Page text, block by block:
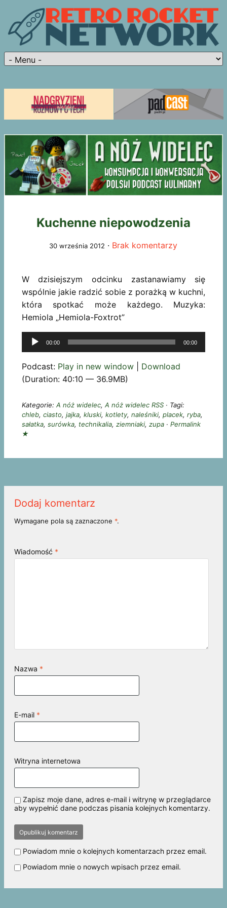
Kuchenne niepowodzenia
30 września 2012 · Brak komentarzy
W dzisiejszym odcinku zastanawiamy się
wspólnie jakie radzić sobie z porażką w kuchni,
która spotkać może każdego. Muzyka:
Hemiola „Hemiola-Foxtrot”
Odtwarzacz
plików
dźwiękowych
00:00 00:00
Podcast: Play in new window| Download
(Duration: 40:10 — 36.9MB)
Kategorie: A nóż widelec, A nóż widelec RSS· Tagi:
chleb, ciasto, jajka, kluski, kotlety, naleśniki, placek, ryba,
sałatka, surówka, technikalia, ziemniaki, zupa· Permalink
★
Dodaj komentarz
Wymagane pola są zaznaczone *.
Wiadomość *
Nazwa *
E-mail *
Witryna internetowa
Zapisz moje dane, adres e-mail i witrynę w przeglądarce
aby wypełnić dane podczas pisania kolejnych komentarzy.
Powiadom mnie o kolejnych komentarzach przez email.
Powiadom mnie o nowych wpisach przez email.